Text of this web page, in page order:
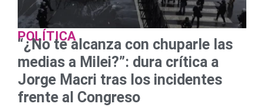
POLÍTICA
“¿No te alcanza con chuparle las
medias a Milei?”: dura crítica a
Jorge Macri tras los incidentes
frente al Congreso